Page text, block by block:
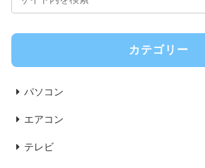
カテゴリー
パソコン
エアコン
テレビ